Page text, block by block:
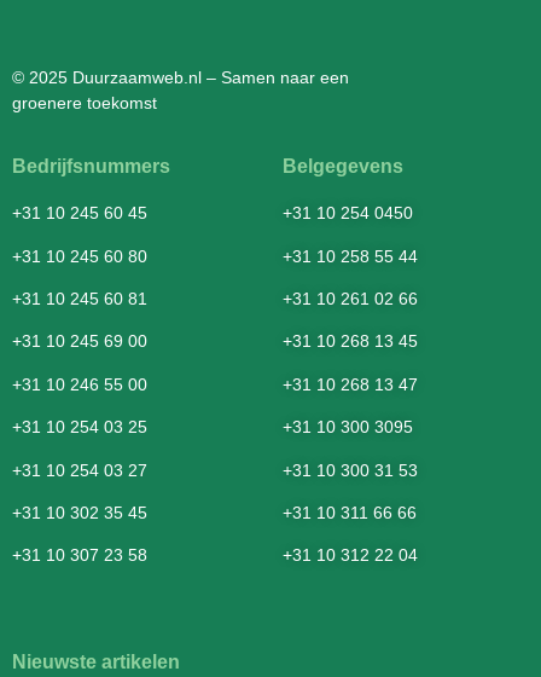
© 2025 Duurzaamweb.nl – Samen naar een
groenere toekomst
Bedrijfsnummers
+31 10 245 60 45
+31 10 245 60 80
+31 10 245 60 81
+31 10 245 69 00
+31 10 246 55 00
+31 10 254 03 25
+31 10 254 03 27
+31 10 302 35 45
+31 10 307 23 58
Belgegevens
+31 10 254 0450
+31 10 258 55 44
+31 10 261 02 66
+31 10 268 13 45
+31 10 268 13 47
+31 10 300 3095
+31 10 300 31 53
+31 10 311 66 66
+31 10 312 22 04
Nieuwste artikelen